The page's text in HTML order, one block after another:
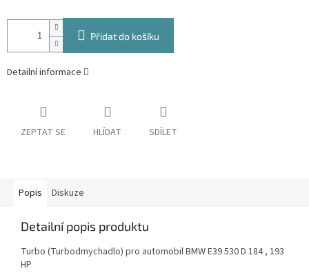
Přidat do košíku
Detailní informace
ZEPTAT SE HLÍDAT SDÍLET
Popis Diskuze
Detailní popis produktu
Turbo (Turbodmychadlo) pro automobil BMW E39 530 D 184 , 193
HP